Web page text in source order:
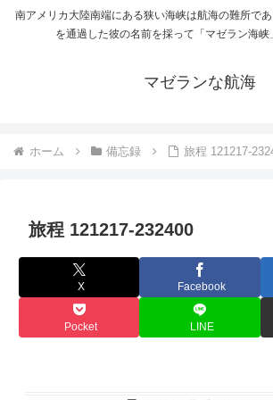
南アメリカ大陸南端にある狭い海峡は航海の難所で
を通過した彼の名前を採って「マゼラン海峡
マゼランな航海
ホーム 備忘録 旅程 121217-
旅程 121217-232400
X Facebook
Pocket LINE